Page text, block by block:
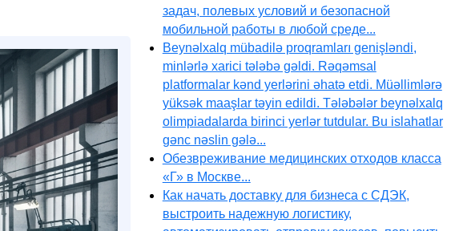
задач, полевых условий и безопасной
мобильной работы в любой среде...
Beynəlxalq mübadilə proqramları genişləndi,
minlərlə xarici tələbə gəldi. Rəqəmsal
platformalar kənd yerlərini əhatə etdi. Müəllimlərə
yüksək maaşlar təyin edildi. Tələbələr beynəlxalq
olimpiadalarda birinci yerlər tutdular. Bu islahatlar
gənc nəslin gələ...
Обезвреживание медицинских отходов класса
«Г» в Москве...
Как начать доставку для бизнеса с СДЭК,
выстроить надежную логистику,